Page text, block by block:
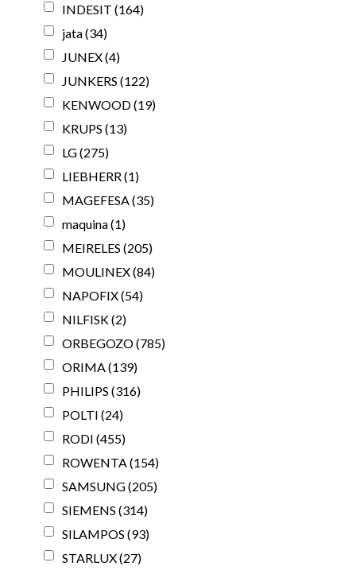
INDESIT (164)
jata(34)
JUNEX(4)
JUNKERS (122)
KENWOOD(19)
KRUPS (13)
LG(275)
LIEBHERR (1)
MAGEFESA (35)
maquina(1)
MEIRELES (205)
MOULINEX(84)
NAPOFIX(54)
NILFISK(2)
ORBEGOZO(785)
ORIMA (139)
PHILIPS (316)
POLTI (24)
RODI (455)
ROWENTA (154)
SAMSUNG(205)
SIEMENS (314)
SILAMPOS (93)
STARLUX(27)